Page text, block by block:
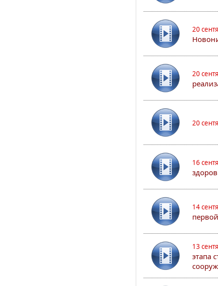
20
20
20
16
14
13
этапа